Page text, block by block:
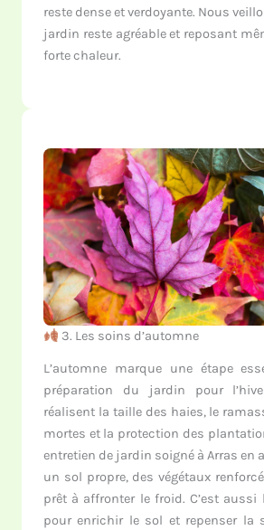
reste dense et verdoyante. Nous
jardin reste agréable et reposant
forte chaleur.
3. Les soins d’automne
L’automne marque une étape
préparation du jardin pour
réalisent la taille des haies, le
mortes et la protection des
entretien de jardin soigné à Arras en
un sol propre, des végétaux
prêt à affronter le froid. C’est
pour enrichir le sol et repenser la